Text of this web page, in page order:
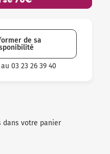
de sa
03 23 26 39 40
dans votre panier